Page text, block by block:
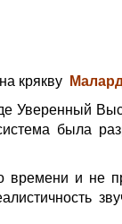
крякву
Уверенный
была
времени и не